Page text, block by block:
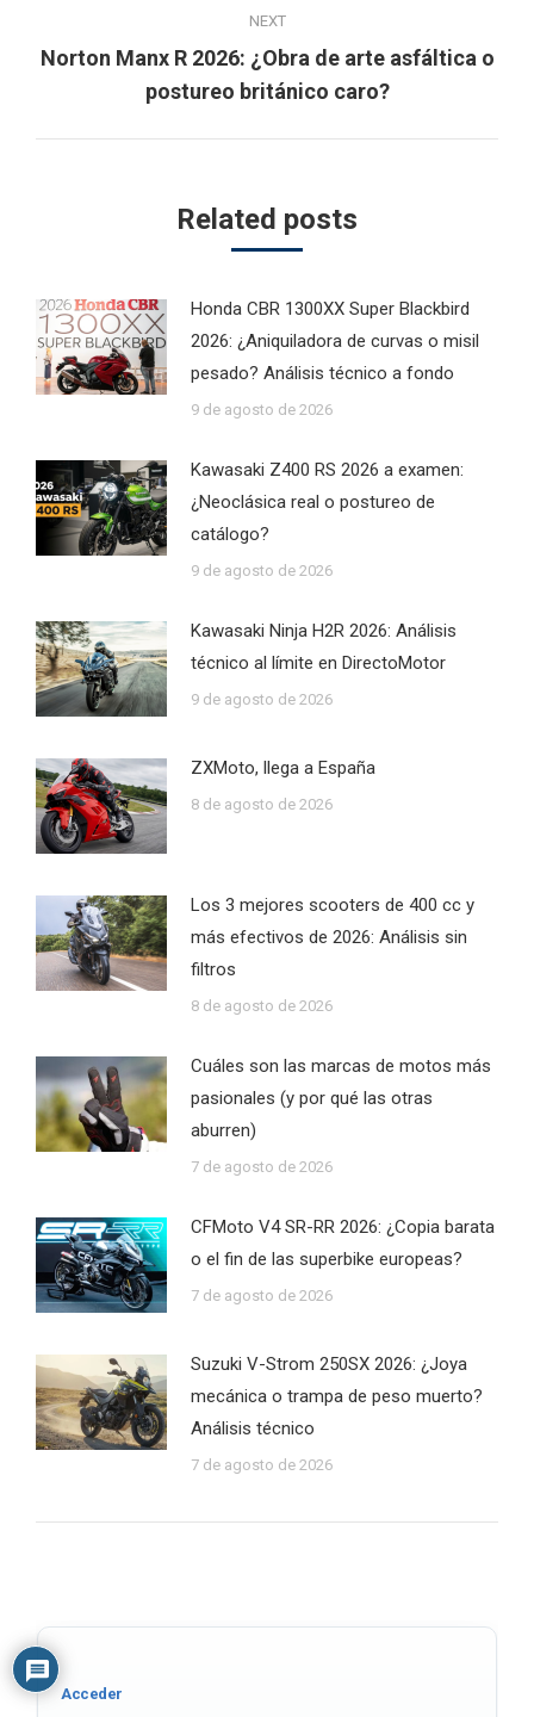
NEXT
Next
post:
Norton Manx R 2026: ¿Obra de arte asfáltica o
postureo británico caro?
Related posts
Honda CBR 1300XX Super Blackbird
2026: ¿Aniquiladora de curvas o misil
pesado? Análisis técnico a fondo
9 de agosto de 2026
Kawasaki Z400 RS 2026 a examen:
¿Neoclásica real o postureo de
catálogo?
9 de agosto de 2026
Kawasaki Ninja H2R 2026: Análisis
técnico al límite en DirectoMotor
9 de agosto de 2026
ZXMoto, llega a España
8 de agosto de 2026
Los 3 mejores scooters de 400 cc y
más efectivos de 2026: Análisis sin
filtros
8 de agosto de 2026
Cuáles son las marcas de motos más
pasionales (y por qué las otras
aburren)
7 de agosto de 2026
CFMoto V4 SR-RR 2026: ¿Copia barata
o el fin de las superbike europeas?
7 de agosto de 2026
Suzuki V-Strom 250SX 2026: ¿Joya
mecánica o trampa de peso muerto?
Análisis técnico
7 de agosto de 2026